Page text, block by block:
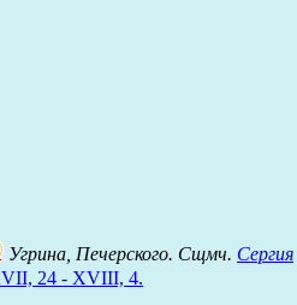
Угрина, Печерского. Сщмч. Сергия
24 - XVIII, 4.